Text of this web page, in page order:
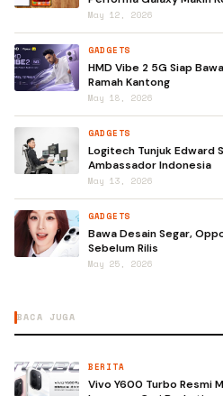
May 12, 2026
GADGETS
HMD Vibe 2 5G Siap
Ramah Kantong
May 18, 2026
GADGETS
Logitech Tunjuk Edward
Ambassador Indonesia
May 13, 2026
GADGETS
Bawa Desain Segar,
Sebelum Rilis
May 25, 2026
BACA JUGA
BERITA
Vivo Y600 Turbo Resmi